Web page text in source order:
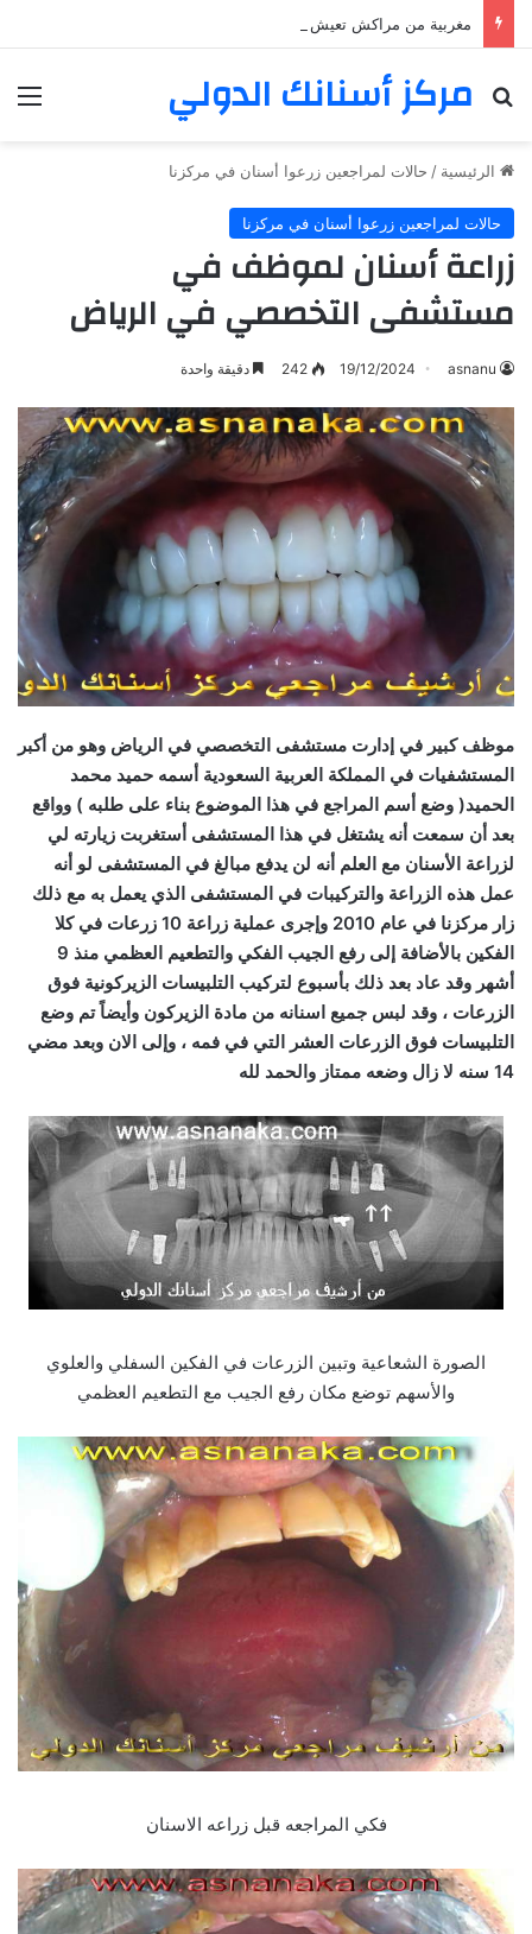
مغربية من مراكش تعيش في فرنسا ركبت أبتسامة هوليود
مركز أسنانك الدولي
بحث عن
الرئيسية / حالات لمراجعين زرعوا أسنان في مركزنا
حالات لمراجعين زرعوا أسنان في مركزنا
زراعة أسنان لموظف في
مستشفى التخصصي في الرياض
asnanu
19/12/2024
242 دقيقة واحدة
موظف كبير في إدارت مستشفى التخصصي في الرياض وهو من أكبر
المستشفيات في المملكة العربية السعودية أسمه حميد محمد
الحميد( وضع أسم المراجع في هذا الموضوع بناء على طلبه ) وواقع
بعد أن سمعت أنه يشتغل في هذا المستشفى أستغربت زيارته لي
لزراعة الأسنان مع العلم أنه لن يدفع مبالغ في المستشفى لو أنه
عمل هذه الزراعة والتركيبات في المستشفى الذي يعمل به مع ذلك
زار مركزنا في عام 2010 وإجرى عملية زراعة 10 زرعات في كلا
الفكين بالأضافة إلى رفع الجيب الفكي والتطعيم العظمي منذ 9
أشهر وقد عاد بعد ذلك بأسبوع لتركيب التلبيسات الزيركونية فوق
الزرعات ، وقد لبس جميع اسنانه من مادة الزيركون وأيضاً تم وضع
التلبيسات فوق الزرعات العشر التي في فمه ، وإلى الان وبعد مضي
14 سنه لا زال وضعه ممتاز والحمد لله
الصورة الشعاعية وتبين الزرعات في الفكين السفلي والعلوي
والأسهم توضع مكان رفع الجيب مع التطعيم العظمي
فكي المراجعه قبل زراعه الاسنان